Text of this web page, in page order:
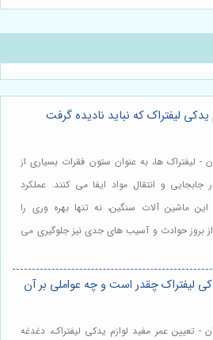
یدکی لیفتراک که نباید نادیده گرفت
- لیفتراک ها، به عنوان ستون فقرات بسیاری از
و انتقال مواد ایفا می کنند. عملکرد
ماشین آلات سنگین، نه تنها بهره وری را
بروز حوادث و آسیب های جدی نیز جلوگیری می
لیفتراک چقدر است و چه عواملی بر آن
- تعیین عمر مفید لوازم یدکی لیفتراک، دغدغه